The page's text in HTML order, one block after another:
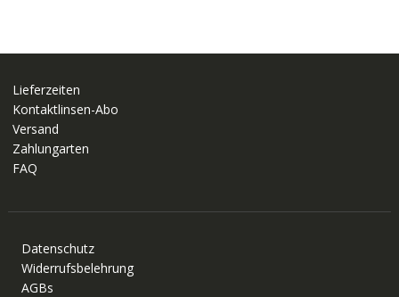
Lieferzeiten
Kontaktlinsen-Abo
Versand
Zahlungarten
FAQ
Datenschutz
Widerrufsbelehrung
AGBs